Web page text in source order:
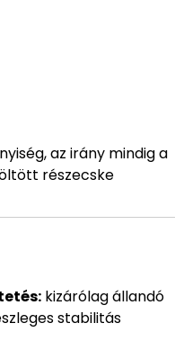
az irány mindig a
részecske
kizárólag állandó
stabilitás